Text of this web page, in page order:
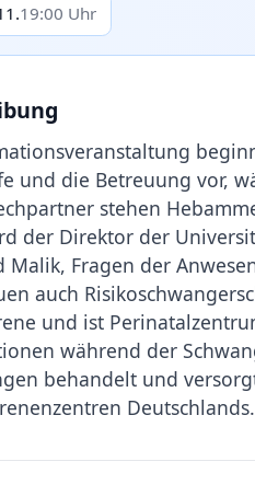
19:00 Uhr
und die Betreuung vor,
stehen
der Direktor der
Malik, Fragen der
auch
und ist
während der
behandelt und
Deutschlands.